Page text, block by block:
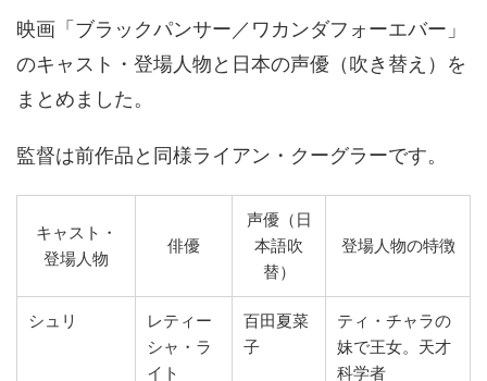
映画「ブラックパンサー／ワカンダフォーエバー」
のキャスト・登場人物と日本の声優（吹き替え）を
まとめました。
監督は前作品と同様ライアン・クーグラーです。
キャスト・
登場人物
俳優
声優（日
本語吹
替）
登場人物の特徴
シュリ
レティー
シャ・ラ
イト
百田夏菜
子
ティ・チャラの
妹で王女。天才
科学者